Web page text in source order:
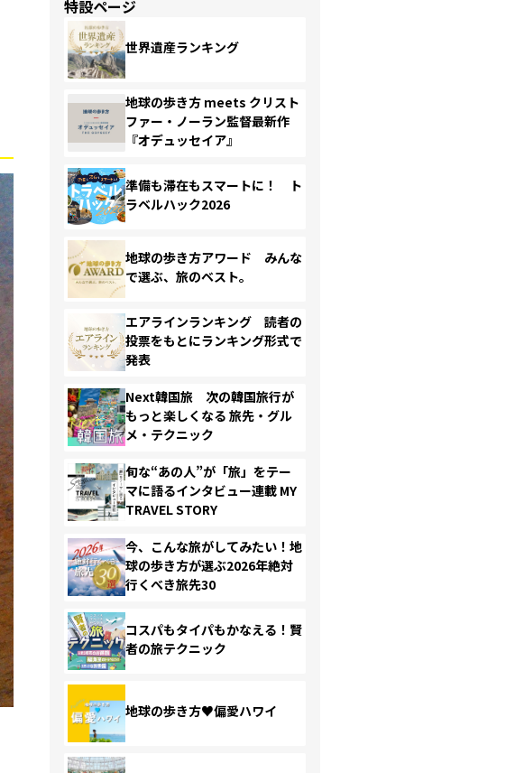
特設ページ
世界遺産ランキング
地球の歩き方 meets クリスト
ファー・ノーラン監督最新作
『オデュッセイア』
準備も滞在もスマートに！ ト
ラベルハック2026
地球の歩き方アワード みんな
で選ぶ、旅のベスト。
エアラインランキング 読者の
投票をもとにランキング形式で
発表
Next韓国旅 次の韓国旅行が
もっと楽しくなる 旅先・グル
メ・テクニック
旬な“あの人”が「旅」をテー
マに語るインタビュー連載 MY
TRAVEL STORY
今、こんな旅がしてみたい！地
球の歩き方が選ぶ2026年絶対
行くべき旅先30
コスパもタイパもかなえる！賢
者の旅テクニック
地球の歩き方♥偏愛ハワイ